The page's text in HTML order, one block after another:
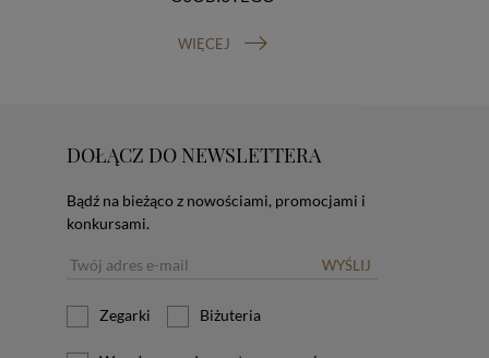
WIĘCEJ
DOŁĄCZ DO NEWSLETTERA
Bądź na bieżąco z nowościami, promocjami i
konkursami.
WYŚLIJ
Zegarki Biżuteria